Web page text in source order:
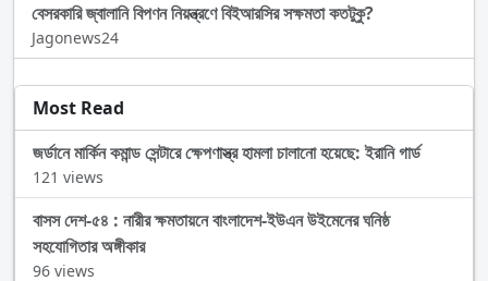
বেসরকারি জ্বালানি বিপণন নিয়ন্ত্রণে বিইআরসির সক্ষমতা কতটুকু?
Jagonews24
Most Read
জর্ডানে মার্কিন কমান্ড সেন্টারে ক্ষেপণাস্ত্র হামলা চালানো হয়েছে: ইরানি গার্ড
121 views
বাসস দেশ-৫৪ : নারীর ক্ষমতায়নে বাংলাদেশ-ইউএন উইমেনের ঘনিষ্ঠ
সহযোগিতার অঙ্গীকার
96 views